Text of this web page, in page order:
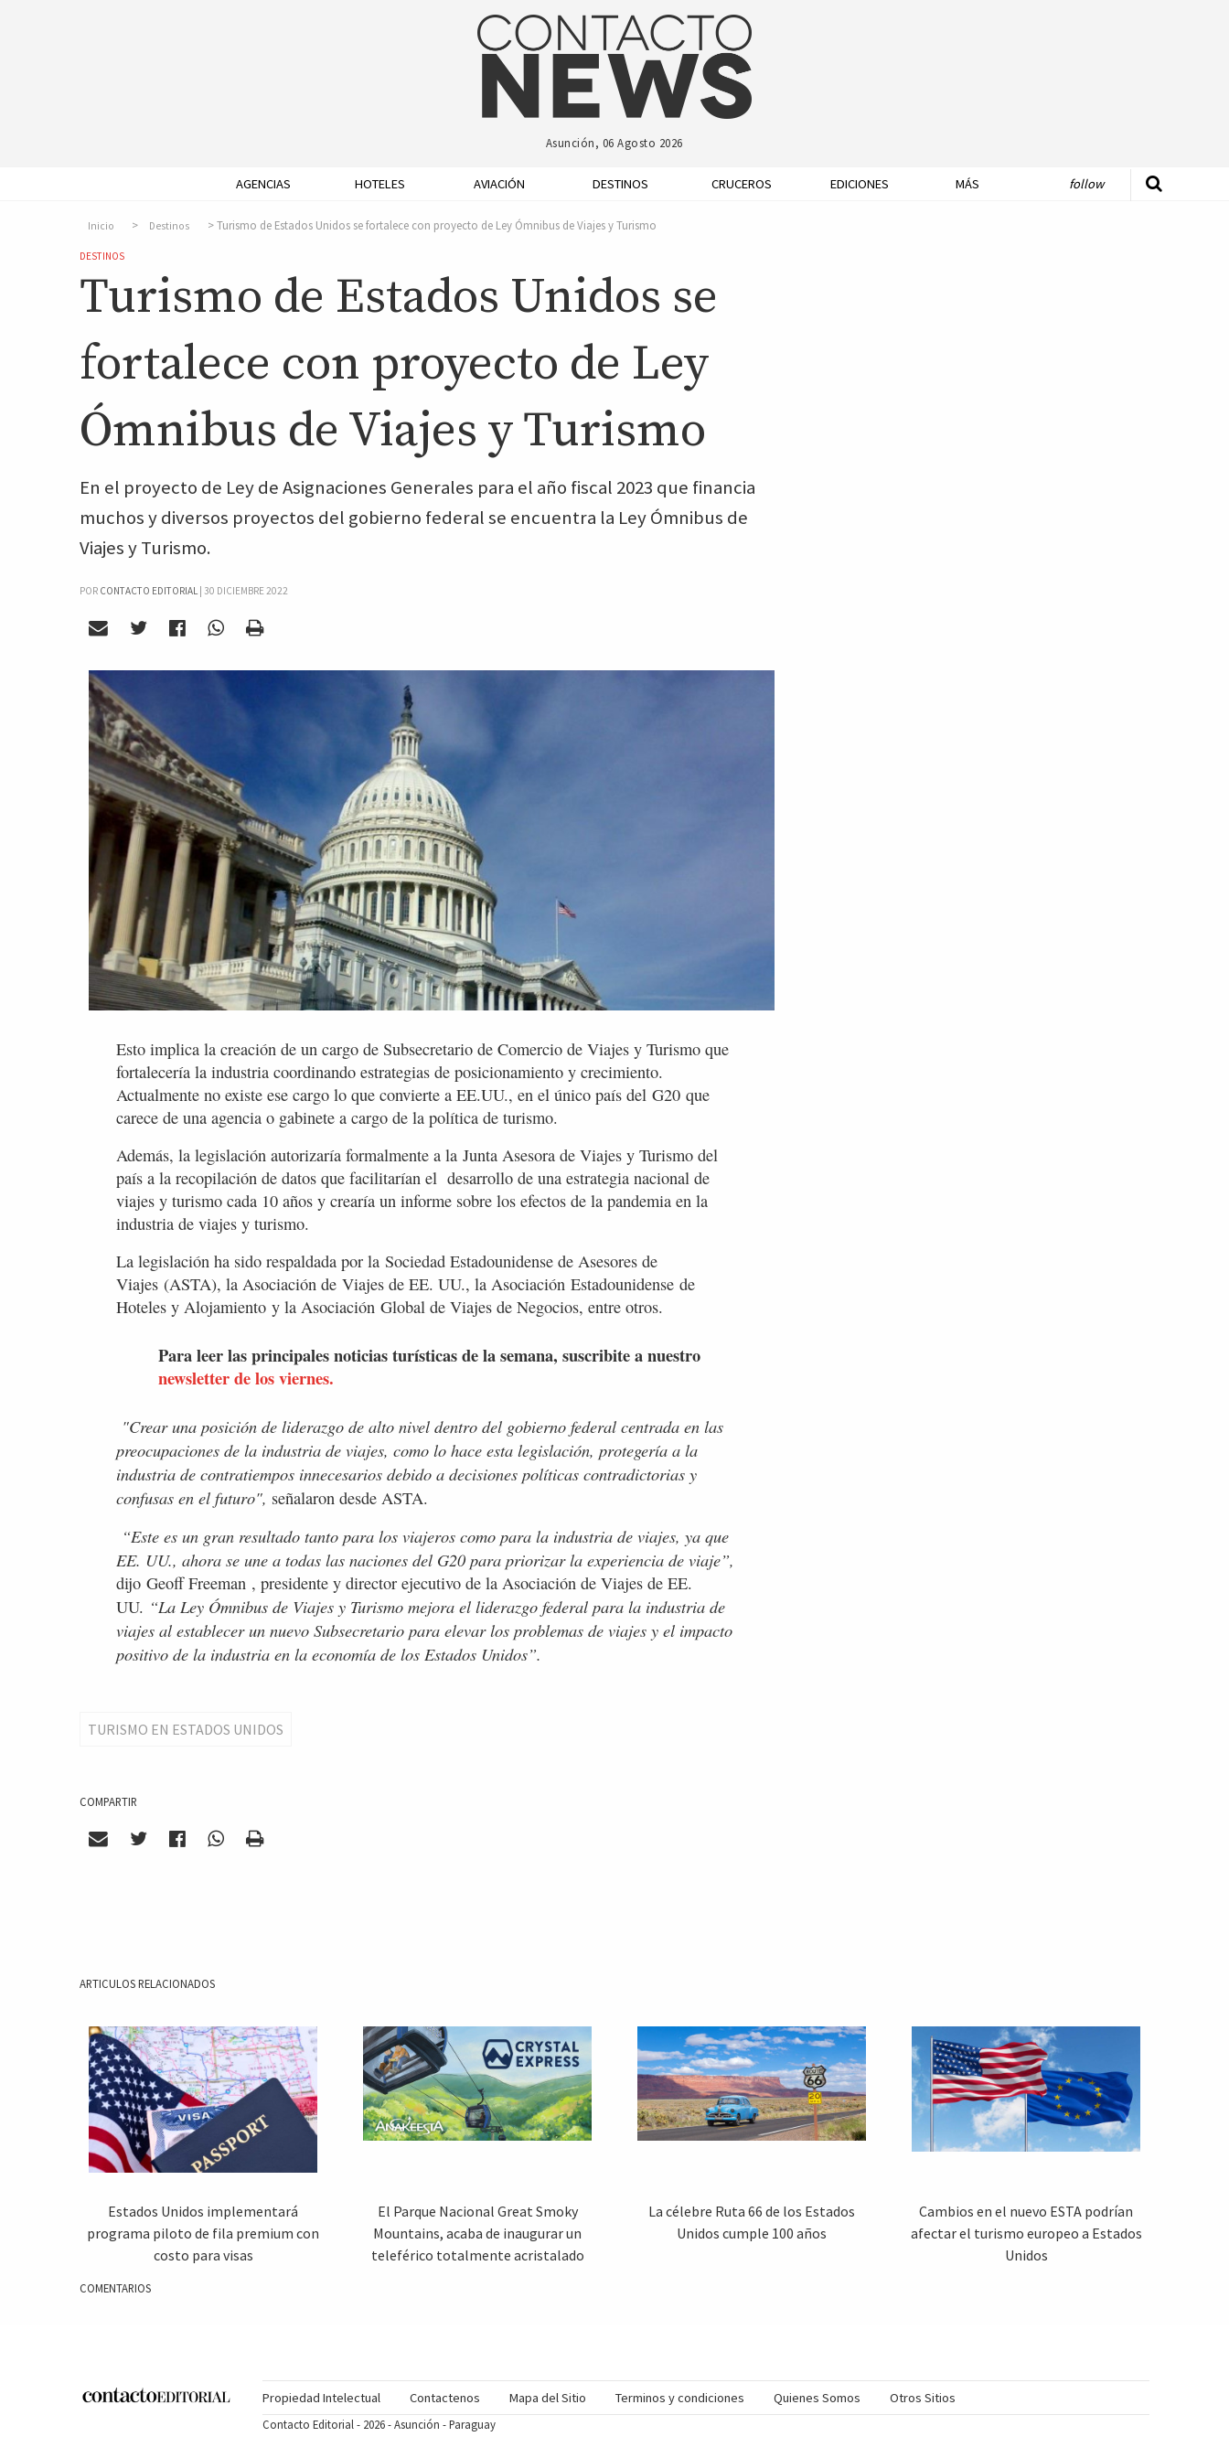
Asunción, 06 Agosto 2026
AGENCIAS HOTELES AVIACIÓN DESTINOS CRUCEROS EDICIONES MÁS follow
Inicio Destinos Turismo de Estados Unidos se fortalece con proyecto de Ley Ómnibus de Viajes y Turismo
DESTINOS
Turismo de Estados Unidos se
fortalece con proyecto de Ley
Ómnibus de Viajes y Turismo
En el proyecto de Ley de Asignaciones Generales para el año fiscal 2023 que financia
muchos y diversos proyectos del gobierno federal se encuentra la Ley Ómnibus de
Viajes y Turismo.
POR CONTACTO EDITORIAL | 30 DICIEMBRE 2022
Esto implica la creación de un cargo de Subsecretario de Comercio de Viajes y Turismo que
fortalecería la industria coordinando estrategias de posicionamiento y crecimiento.
Actualmente no existe ese cargo lo que convierte a EE.UU., en el único país del G20 que
carece de una agencia o gabinete a cargo de la política de turismo.
Además, la legislación autorizaría formalmente a la Junta Asesora de Viajes y Turismo del
país a la recopilación de datos que facilitarían el desarrollo de una estrategia nacional de
viajes y turismo cada 10 años y crearía un informe sobre los efectos de la pandemia en la
industria de viajes y turismo.
La legislación ha sido respaldada por la Sociedad Estadounidense de Asesores de
Viajes (ASTA), la Asociación de Viajes de EE. UU., la Asociación Estadounidense de
Hoteles y Alojamiento y la Asociación Global de Viajes de Negocios, entre otros.
Para leer las principales noticias turísticas de la semana, suscribite a nuestro
newsletter de los viernes.
"Crear una posición de liderazgo de alto nivel dentro del gobierno federal centrada en las
preocupaciones de la industria de viajes, como lo hace esta legislación, protegería a la
industria de contratiempos innecesarios debido a decisiones políticas contradictorias y
confusas en el futuro", señalaron desde ASTA.
“Este es un gran resultado tanto para los viajeros como para la industria de viajes, ya que
EE. UU., ahora se une a todas las naciones del G20 para priorizar la experiencia de viaje”,
dijo Geoff Freeman , presidente y director ejecutivo de la Asociación de Viajes de EE.
UU. “La Ley Ómnibus de Viajes y Turismo mejora el liderazgo federal para la industria de
viajes al establecer un nuevo Subsecretario para elevar los problemas de viajes y el impacto
positivo de la industria en la economía de los Estados Unidos”.
TURISMO EN ESTADOS UNIDOS
COMPARTIR
ARTICULOS RELACIONADOS
Estados Unidos implementará
programa piloto de fila premium con
costo para visas
El Parque Nacional Great Smoky
Mountains, acaba de inaugurar un
teleférico totalmente acristalado
La célebre Ruta 66 de los Estados
Unidos cumple 100 años
Cambios en el nuevo ESTA podrían
afectar el turismo europeo a Estados
Unidos
COMENTARIOS
Propiedad Intelectual Contactenos Mapa del Sitio Terminos y condiciones Quienes Somos Otros Sitios
Contacto Editorial - 2026 - Asunción - Paraguay